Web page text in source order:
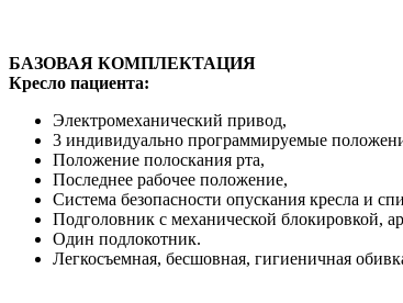
БАЗОВАЯ КОМПЛЕКТАЦИЯ
Кресло пациента:
Электромеханический привод,
3 индивидуально программируемые
Положение полоскания рта,
Последнее рабочее положение,
Система безопасности опускания кресла и
Подголовник с механической блокировкой,
Один подлокотник.
Легкосъемная, бесшовная, гигиеничная